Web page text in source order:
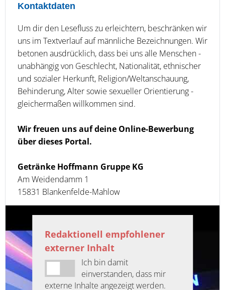
Kontaktdaten
Um dir den Lesefluss zu erleichtern, beschränken wir
uns im Textverlauf auf männliche Bezeichnungen. Wir
betonen ausdrücklich, dass bei uns alle Menschen -
unabhängig von Geschlecht, Nationalität, ethnischer
und sozialer Herkunft, Religion/Weltanschauung,
Behinderung, Alter sowie sexueller Orientierung -
gleichermaßen willkommen sind.
Wir freuen uns auf deine Online-Bewerbung
über dieses Portal.
Getränke Hoffmann Gruppe KG
Am Weidendamm 1
15831 Blankenfelde-Mahlow
Redaktionell empfohlener
externer Inhalt
Ich bin damit
einverstanden, dass mir
externe Inhalte angezeigt werden.